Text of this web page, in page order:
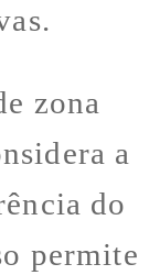
zona
a
do
permite